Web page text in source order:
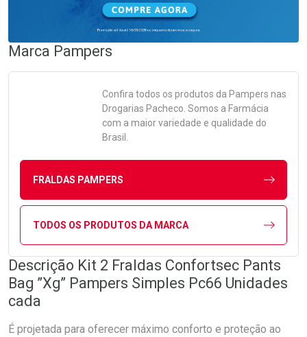
Marca Pampers
Confira todos os produtos da Pampers nas
Drogarias Pacheco. Somos a Farmácia
com a maior variedade e qualidade do
Brasil.
FRALDAS PAMPERS
TODOS OS PRODUTOS DA MARCA
Descrição Kit 2 Fraldas Confortsec Pants
Bag ”Xg” Pampers Simples Pc66 Unidades
cada
É projetada para oferecer máximo conforto e proteção ao